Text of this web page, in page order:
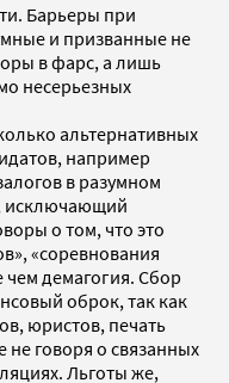
Барьеры при
и призванные не
в фарс, а лишь
несерьезных
альтернативных
например
в разумном
исключающий
о том, что это
«соревнования
демагогия. Сбор
оброк, так как
юристов, печать
не говоря о связанных
Льготы же,